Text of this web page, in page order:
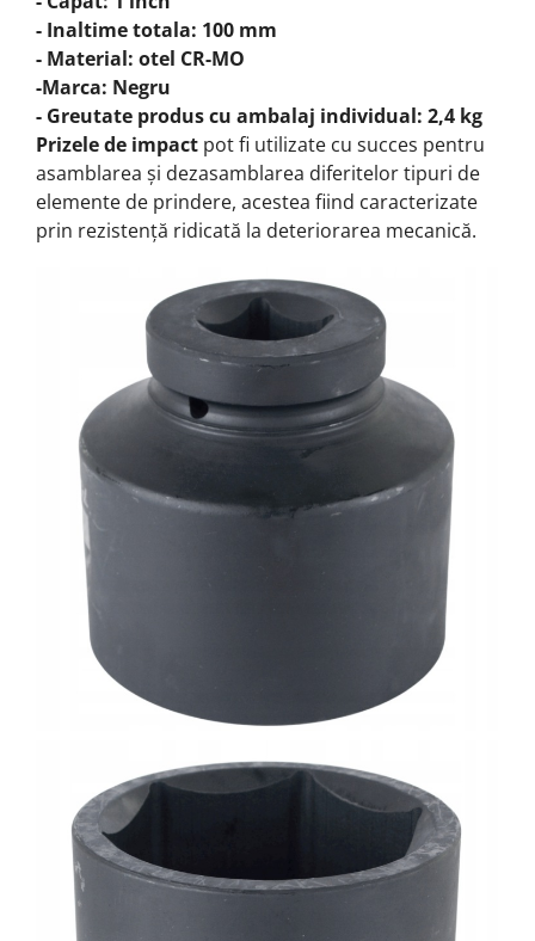
- Inaltime totala: 100 mm
- Material: otel CR-MO
-Marca: Negru
- Greutate produs cu ambalaj individual: 2,4 kg
Prizele de impact pot fi utilizate cu succes pentru
asamblarea și dezasamblarea diferitelor tipuri de
elemente de prindere, acestea fiind caracterizate
prin rezistență ridicată la deteriorarea mecanică.